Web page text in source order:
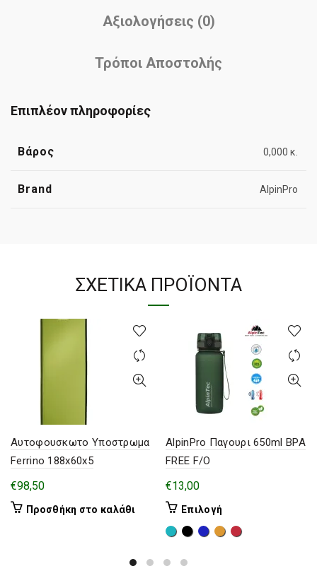
Αξιολογήσεις (0)
Τρόποι Αποστολής
Επιπλέον πληροφορίες
Βάρος 0,000 κ.
Brand AlpinPro
ΣΧΕΤΙΚΆ ΠΡΟΪΌΝΤΑ
Αυτοφουσκωτο Υποστρωμα
Ferrino 188x60x5
€98,50
Προσθήκη στο καλάθι
AlpinPro Παγουρι 650ml BPA
FREE F/O
€13,00
Επιλογή
το
προϊόν